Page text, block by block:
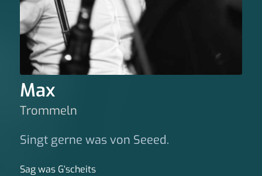
Max
Trommeln
Singt gerne was von Seeed.
Sag was G‘scheits